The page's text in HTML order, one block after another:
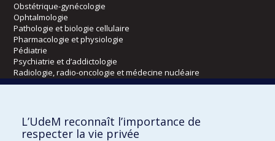
Obstétrique-gynécologie
Ophtalmologie
Pathologie et biologie cellulaire
Pharmacologie et physiologie
Pédiatrie
Psychiatrie et d’addictologie
Radiologie, radio-oncologie et médecine nucléaire
Kinésiologie et des sciences de l’activité physique
L’UdeM reconnaît l’importance de
respecter la vie privée